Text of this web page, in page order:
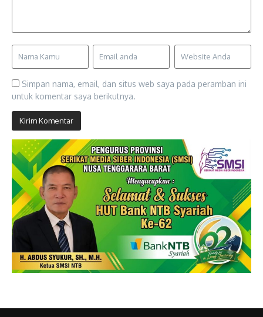
Simpan nama, email, dan situs web saya pada peramban ini
untuk komentar saya berikutnya.